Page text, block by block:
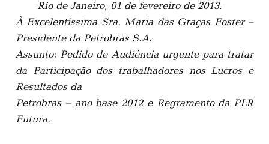
Rio de Janeiro, 01 de fevereiro de 2013.
À Excelentíssima Sra. Maria das Graças Foster –
Presidente da Petrobras S.A.
Assunto: Pedido de Audiência urgente para tratar
da Participação dos trabalhadores nos Lucros e
Resultados da
Petrobras – ano base 2012 e Regramento da PLR
Futura.